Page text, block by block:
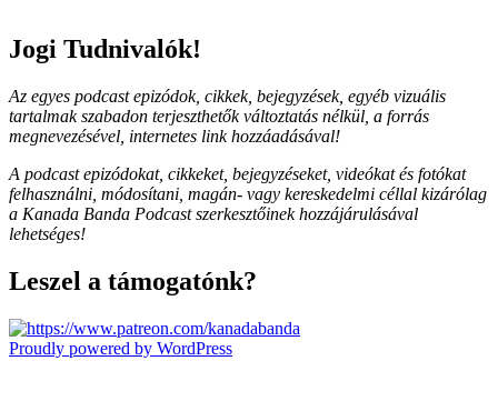
Jogi Tudnivalók!
Az egyes podcast epizódok, cikkek, bejegyzések, egyéb vizuális
tartalmak szabadon terjeszthetők változtatás nélkül, a forrás
megnevezésével, internetes link hozzáadásával!
A podcast epizódokat, cikkeket, bejegyzéseket, videókat és fotókat
felhasználni, módosítani, magán- vagy kereskedelmi céllal kizárólag
a Kanada Banda Podcast szerkesztőinek hozzájárulásával
lehetséges!
Leszel a támogatónk?
Proudly powered by WordPress